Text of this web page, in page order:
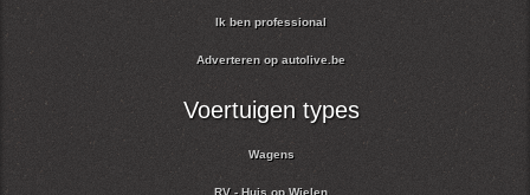
Ik ben professional
Adverteren op autolive.be
Voertuigen types
Wagens
RV - Huis op Wielen